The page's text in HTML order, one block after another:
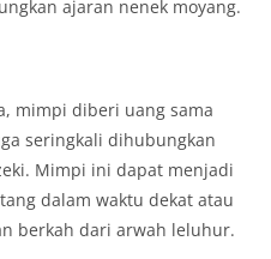
ajaran nenek moyang.
mimpi diberi uang sama
seringkali dihubungkan
Mimpi ini dapat menjadi
dalam waktu dekat atau
berkah dari arwah leluhur.